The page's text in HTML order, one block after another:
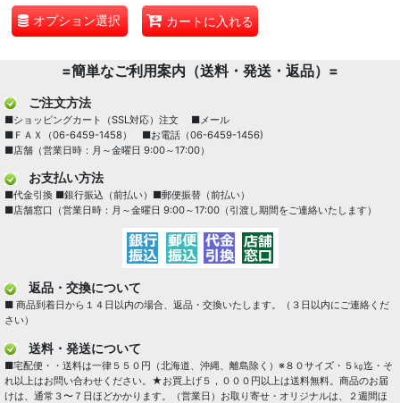
オプション選択 カートに入れる
=簡単なご利用案内（送料・発送・返品）=
ご注文方法
■ショッピングカート（SSL対応）注文 ■メール
■ＦＡＸ（06-6459-1458） ■お電話（06-6459-1456)
■店舗（営業日時：月～金曜日 9:00～17:00）
お支払い方法
■代金引換 ■銀行振込（前払い）■郵便振替（前払い）
■店舗窓口（営業日時：月～金曜日 9:00～17:00（引渡し期間をご連絡いたします）
返品・交換について
■ 商品到着日から１４日以内の場合、返品・交換いたします。（３日以内にご連絡くだ
さい）
送料・発送について
■宅配便・・送料は一律５５０円（北海道、沖縄、離島除く）※８０サイズ・５㎏迄・そ
れ以上はお問い合わせください。★お買上げ５，０００円以上は送料無料。商品のお届
けは、通常３〜７日ほどかかります。（営業日）お取り寄せ・オリジナルは、２週間ほ